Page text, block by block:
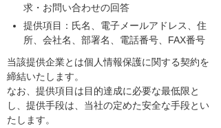
求・お問い合わせの回答
提供項目：氏名、電子メールアドレス、住
所、会社名、部署名、電話番号、FAX番号
当該提供企業とは個人情報保護に関する契約を
締結いたします。
なお、提供項目は目的達成に必要な最低限と
し、提供手段は、当社の定めた安全な手段とい
たします。